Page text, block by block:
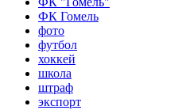
ФК Гомель
фото
футбол
хоккей
школа
штраф
экспорт